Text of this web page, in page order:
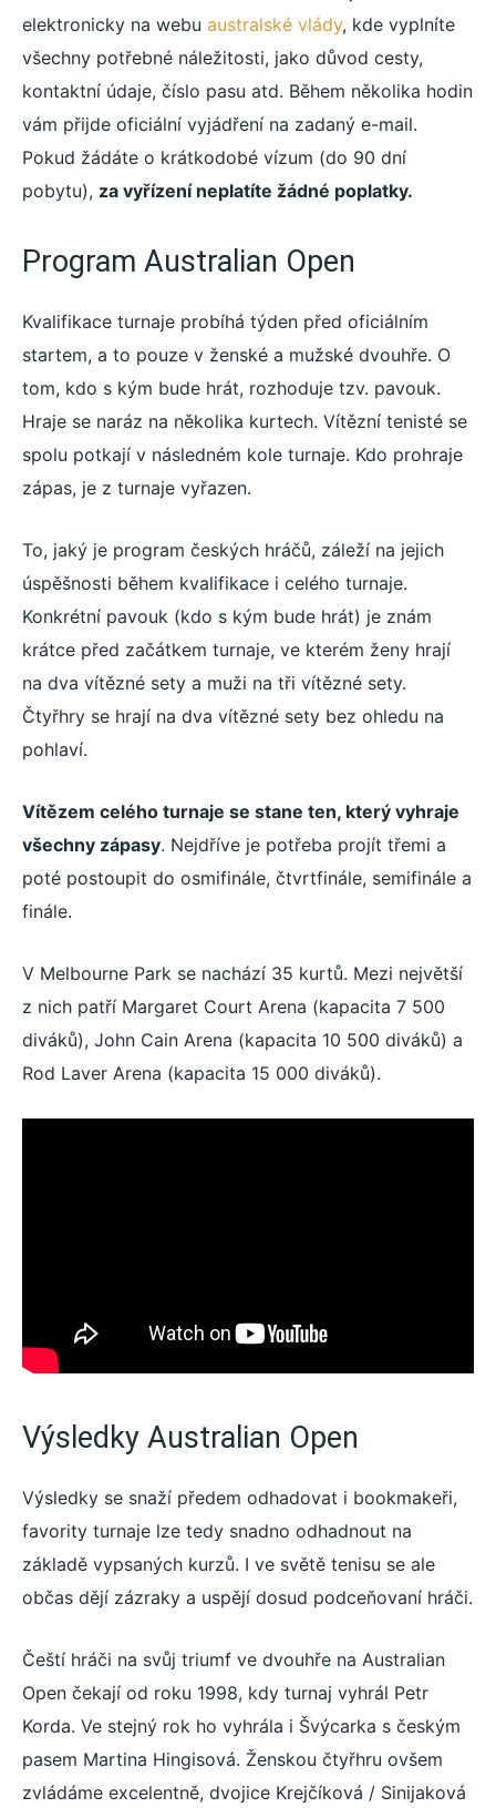
elektronicky na webu australské vlády, kde vyplníte
všechny potřebné náležitosti, jako důvod cesty,
kontaktní údaje, číslo pasu atd. Během několika hodin
vám přijde oficiální vyjádření na zadaný e-mail.
Pokud žádáte o krátkodobé vízum (do 90 dní
pobytu), za vyřízení neplatíte žádné poplatky.
Program Australian Open
Kvalifikace turnaje probíhá týden před oficiálním
startem, a to pouze v ženské a mužské dvouhře. O
tom, kdo s kým bude hrát, rozhoduje tzv. pavouk.
Hraje se naráz na několika kurtech. Vítězní tenisté se
spolu potkají v následném kole turnaje. Kdo prohraje
zápas, je z turnaje vyřazen.
To, jaký je program českých hráčů, záleží na jejich
úspěšnosti během kvalifikace i celého turnaje.
Konkrétní pavouk (kdo s kým bude hrát) je znám
krátce před začátkem turnaje, ve kterém ženy hrají
na dva vítězné sety a muži na tři vítězné sety.
Čtyřhry se hrají na dva vítězné sety bez ohledu na
pohlaví.
Vítězem celého turnaje se stane ten, který vyhraje
všechny zápasy. Nejdříve je potřeba projít třemi a
poté postoupit do osmifinále, čtvrtfinále, semifinále a
finále.
V Melbourne Park se nachází 35 kurtů. Mezi největší
z nich patří Margaret Court Arena (kapacita 7 500
diváků), John Cain Arena (kapacita 10 500 diváků) a
Rod Laver Arena (kapacita 15 000 diváků).
Výsledky Australian Open
Výsledky se snaží předem odhadovat i bookmakeři,
favority turnaje lze tedy snadno odhadnout na
základě vypsaných kurzů. I ve světě tenisu se ale
občas dějí zázraky a uspějí dosud podceňovaní hráči.
Čeští hráči na svůj triumf ve dvouhře na Australian
Open čekají od roku 1998, kdy turnaj vyhrál Petr
Korda. Ve stejný rok ho vyhrála i Švýcarka s českým
pasem Martina Hingisová. Ženskou čtyřhru ovšem
zvládáme excelentně, dvojice Krejčíková / Sinijaková